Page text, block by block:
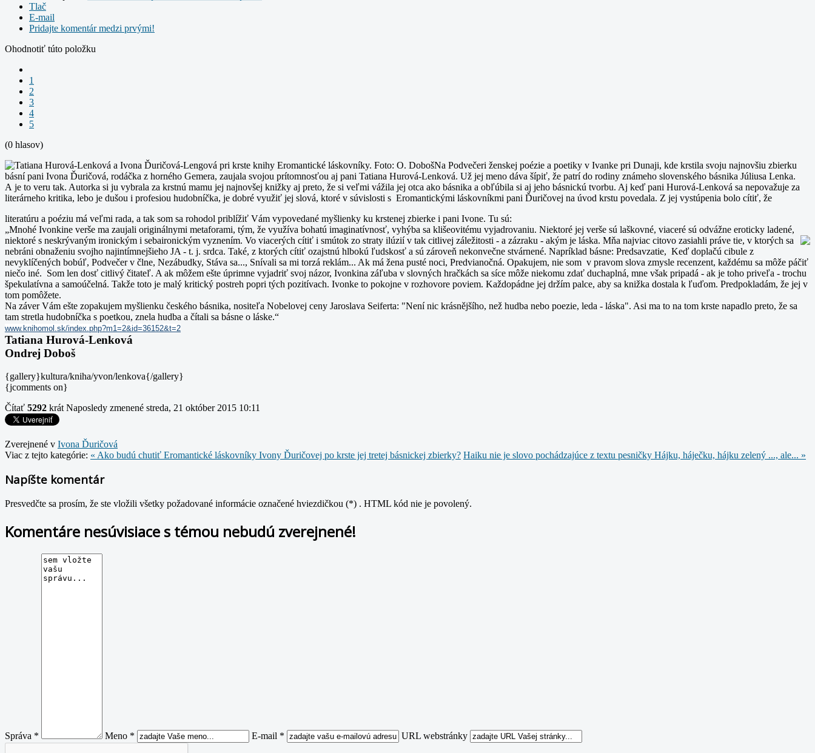
Tlač
E-mail
Pridajte komentár medzi prvými!
Ohodnotiť túto položku
1
2
3
4
5
(0 hlasov)
Na Podvečeri ženskej poézie a poetiky v Ivanke pri Dunaji, kde krstila svoju najnovšiu zbierku
básní pani Ivona Ďuričová, rodáčka z horného Gemera, zaujala svojou prítomnosťou aj pani Tatiana Hurová-Lenková. Už jej meno dáva šípiť, že patrí do rodiny známeho slovenského básnika Júliusa Lenka.
A je to veru tak. Autorka si ju vybrala za krstnú mamu jej najnovšej knižky aj preto, že si veľmi vážila jej otca ako básnika a obľúbila si aj jeho básnickú tvorbu. Aj keď pani Hurová-Lenková sa nepovažuje za
literárneho kritika, lebo je dušou i profesiou hudobníčka, je dobré využiť jej slová, ktoré v súvislosti s Eromantickými láskovníkmi pani Ďuričovej na úvod krstu povedala. Z jej vystúpenia bolo cítiť, že
literatúru a poéziu má veľmi rada, a tak som sa rohodol priblížiť Vám vypovedané myšlienky ku krstenej zbierke i pani Ivone. Tu sú:
„Mnohé Ivonkine verše ma zaujali originálnymi metaforami, tým, že využíva bohatú imaginatívnosť, vyhýba sa klišeovitému vyjadrovaniu. Niektoré jej verše sú laškovné, viaceré sú odvážne eroticky ladené,
niektoré s neskrývaným ironickým i sebaironickým vyznením. Vo viacerých cítiť i smútok zo straty ilúzií v tak citlivej záležitosti - a zázraku - akým je láska. Mňa najviac citovo zasiahli práve tie, v ktorých sa
nebráni obnaženiu svojho najintímnejšieho JA - t. j. srdca. Také, z ktorých cítiť ozajstnú hlbokú ľudskosť a sú zároveň nekonvečne stvárnené. Napríklad básne: Predsavzatie, Keď doplačú cibule z
nevyklíčených bobúľ, Podvečer v člne, Nezábudky, Stáva sa..., Snívali sa mi torzá reklám... Ak má žena pusté noci, Predvianočná. Opakujem, nie som v pravom slova zmysle recenzent, každému sa môže páčiť
niečo iné. Som len dosť citlivý čitateľ. A ak môžem ešte úprimne vyjadriť svoj názor, Ivonkina záľuba v slovných hračkách sa síce môže niekomu zdať duchaplná, mne však pripadá - ak je toho priveľa - trochu
špekulatívna a samoúčelná. Takže toto je malý kritický postreh popri tých pozitívach. Ivonke to pokojne v rozhovore poviem. Každopádne jej držím palce, aby sa knižka dostala k ľuďom. Predpokladám, že jej v
tom pomôžete.
Na záver Vám ešte zopakujem myšlienku českého básnika, nositeľa Nobelovej ceny Jaroslava Seiferta: "Není nic krásnějšího, než hudba nebo poezie, leda - láska". Asi ma to na tom krste napadlo preto, že sa
tam stretla hudobníčka s poetkou, znela hudba a čítali sa básne o láske.“
www.knihomol.sk/index.php?m1=2&id=36152&t=2
Tatiana Hurová-Lenková
Ondrej Doboš
{gallery}kultura/kniha/yvon/lenkova{/gallery}
{jcomments on}
Čítať 5292 krát Naposledy zmenené streda, 21 október 2015 10:11
Zverejnené v Ivona Ďuričová
Viac z tejto kategórie: « Ako budú chutiť Eromantické láskovníky Ivony Ďuričovej po krste jej tretej básnickej zbierky? Haiku nie je slovo pochádzajúce z textu pesničky Hájku, háječku, hájku zelený ..., ale... »
Napíšte komentár
Presvedčte sa prosím, že ste vložili všetky požadované informácie označené hviezdičkou (*) . HTML kód nie je povolený.
Komentáre nesúvisiace s témou nebudú zverejnené!
Správa * Meno * E-mail * URL webstránky